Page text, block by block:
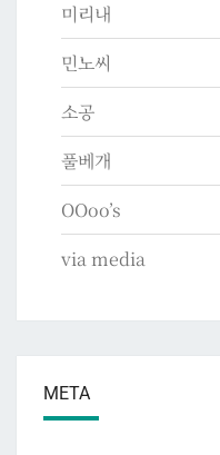
미리내
민노씨
소공
풀베개
OOoo’s
via media
META